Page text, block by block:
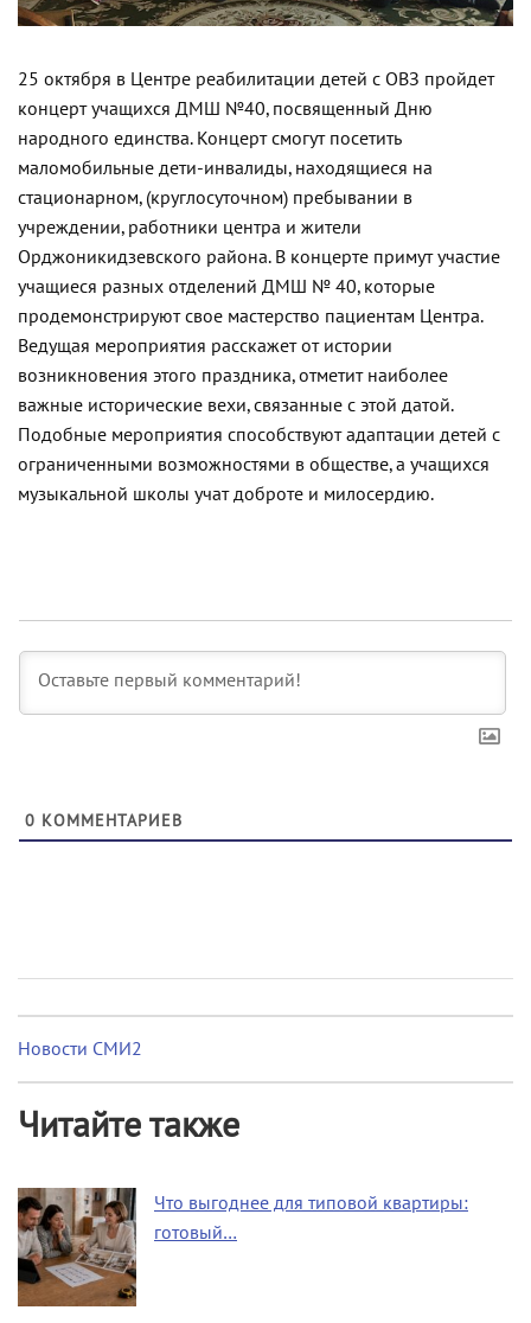
25 октября в Центре реабилитации детей с ОВЗ пройдет
концерт учащихся ДМШ №40, посвященный Дню
народного единства. Концерт смогут посетить
маломобильные дети-инвалиды, находящиеся на
стационарном, (круглосуточном) пребывании в
учреждении, работники центра и жители
Орджоникидзевского района. В концерте примут участие
учащиеся разных отделений ДМШ № 40, которые
продемонстрируют свое мастерство пациентам Центра.
Ведущая мероприятия расскажет от истории
возникновения этого праздника, отметит наиболее
важные исторические вехи, связанные с этой датой.
Подобные мероприятия способствуют адаптации детей с
ограниченными возможностями в обществе, а учащихся
музыкальной школы учат доброте и милосердию.
0 КОММЕНТАРИЕВ
Новости СМИ2
Читайте также
Что выгоднее для типовой квартиры:
готовый…